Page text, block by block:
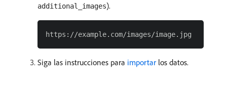
additional_images).
Siga las instrucciones para importar los datos.